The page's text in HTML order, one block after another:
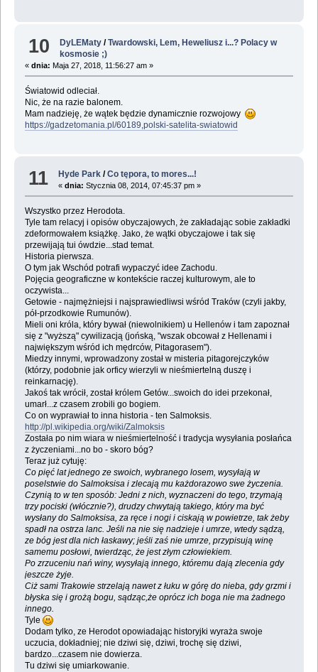
10 DyLEMaty /Twardowski, Lem, Heweliusz i...? Polacy w
kosmosie ;)
« dnia: Maja 27, 2018, 11:56:27 am »
Światowid odleciał.
Nic, że na razie balonem.
Mam nadzieję, że wątek będzie dynamicznie rozwojowy
https://gadzetomania.pl/60189,polski-satelita-swiatowid
11 Hyde Park /Co tępora, to mores...!
«dnia: Stycznia 08, 2014, 07:45:37 pm »
Wszystko przez Herodota.
Tyle tam relacyj i opisów obyczajowych, że zakładając sobie zakładki
zdeformowałem książkę. Jako, że wątki obyczajowe i tak się
przewijają tui ówdzie...stad temat.
Historia pierwsza.
O tym jak Wschód potrafi wypaczyć idee Zachodu.
Pojęcia geograficzne w kontekście raczej kulturowym, ale to
oczywista...
Getowie - najmężniejsi i najsprawiedliwsi wśród Traków (czyli jakby,
pół-przodkowie Rumunów).
Mieli oni króla, który bywał (niewolnikiem) u Hellenów i tam zapoznał
się z "wyższą" cywilizacją (jońską, "wszak obcował z Hellenami i
największym wśród ich mędrców, Pitagorasem").
Miedzy innymi, wprowadzony został w misteria pitagorejczyków
(którzy, podobnie jak orficy wierzyli w nieśmiertelną duszę i
reinkarnację).
Jakoś tak wrócił, został królem Getów...swoich do idei przekonał,
umarł...z czasem zrobili go bogiem.
Co on wyprawiał to inna historia - ten Salmoksis.
http://pl.wikipedia.org/wiki/Zalmoksis
Została po nim wiara w nieśmiertelność i tradycja wysyłania posłańca
z życzeniami...no bo - skoro bóg?
Teraz już cytuję:
Co pięć lat jednego ze swoich, wybranego losem, wysyłają w
poselstwie do Salmoksisa i zlecają mu każdorazowo swe życzenia.
Czynią to w ten sposób: Jedni z nich, wyznaczeni do tego, trzymają
trzy pociski (włócznie?), drudzy chwytają takiego, który ma być
wysłany do Salmoksisa, za ręce i nogi i ciskają w powietrze, tak żeby
spadł na ostrza lanc. Jeśli na nie się nadzieje i umrze, wtedy sądzą,
ze bóg jest dla nich łaskawy; jeśli zaś nie umrze, przypisują winę
samemu posłowi, twierdząc, że jest złym człowiekiem.
Po zrzuceniu nań winy, wysyłają innego, któremu dają zlecenia gdy
jeszcze żyje.
Ciż sami Trakowie strzelają nawet z łuku w górę do nieba, gdy grzmi i
błyska się i grożą bogu, sądząc,że oprócz ich boga nie ma żadnego
innego.
Tyle
Dodam tylko, ze Herodot opowiadając historyjki wyraża swoje
uczucia, dokładniej; nie dziwi się, dziwi, trochę się dziwi,
bardzo...czasem nie dowierza.
Tu dziwi się umiarkowanie.